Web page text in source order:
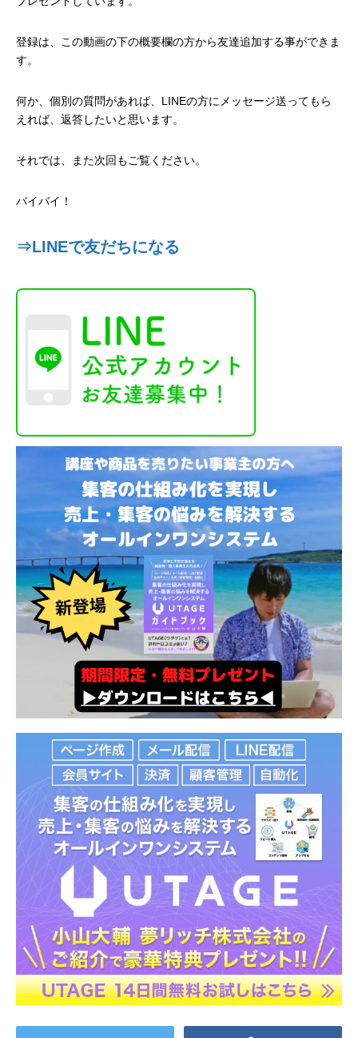
登録は、この動画の下の概要欄の方から友達追加する事ができま
す。
何か、個別の質問があれば、 LINEの方にメッセージ送ってもら
えれば、返答したいと思います。
それでは、また次回もご覧ください。
バイバイ！
⇒LINEで友だちになる